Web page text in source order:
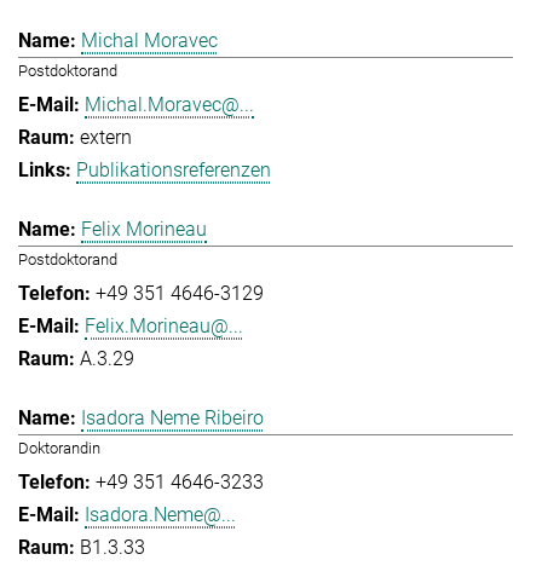
Michal Moravec
Postdoktorand
Michal.Moravec@...
extern
Publikationsreferenzen
Felix Morineau
Postdoktorand
+49 351 4646-3129
Felix.Morineau@...
A.3.29
Isadora Neme Ribeiro
Doktorandin
+49 351 4646-3233
Isadora.Neme@...
B1.3.33